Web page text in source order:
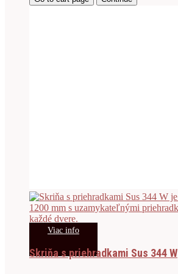
Viac info
Skriňa s priehradkami Sus 344 W